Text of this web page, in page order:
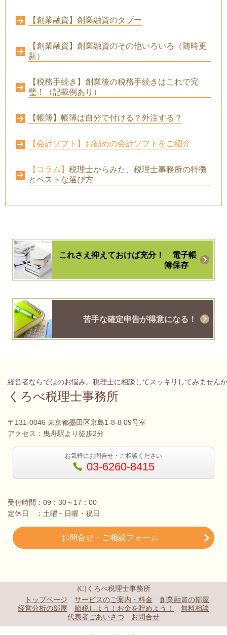
【創業融資】創業融資のタブー
【創業融資】創業融資のその他いろいろ（随時更
新）
【税務手続き】創業後の税務手続きはこれで完
璧！（記載例あり）
【帳簿】帳簿は自分で付ける？外注する？
【会計ソフト】お勧めの会計ソフトをご紹介
【コラム】 税理士からみた、税理士事務所の特徴
とベストな選び方
これさえ抑えておけば充分！ 電子帳
簿保存
苦手な確定申告が得意になる！
経営者ならではのお悩み。税理士に相談してスッキリしてみません
くろべ税理士事務所
〒131-0046 東京都墨田区京島1-8-8 09号室
アクセス：曳舟駅より徒歩2分
お気軽にお問合せ・ご相談ください
03-6260-8415
受付時間：09：30～17：00
定休日 ：土曜・日曜・祝日
お問合せ・ご相談フォーム
(C)くろべ税理士事務所
トップページ
サービスのご案内・料金
創業融資の部屋
経営分析の部屋
節税しよう！お金を貯めよう！
無料相談
代表者ごあいさつ
お問合せ